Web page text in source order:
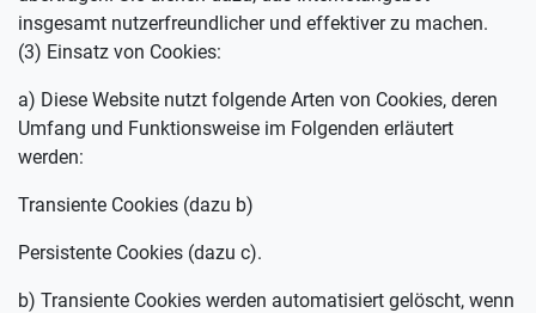
insgesamt nutzerfreundlicher und effektiver zu machen.
(3) Einsatz von Cookies:
a) Diese Website nutzt folgende Arten von Cookies, deren
Umfang und Funktionsweise im Folgenden erläutert
werden:
Transiente Cookies (dazu b)
Persistente Cookies (dazu c).
b) Transiente Cookies werden automatisiert gelöscht, wenn